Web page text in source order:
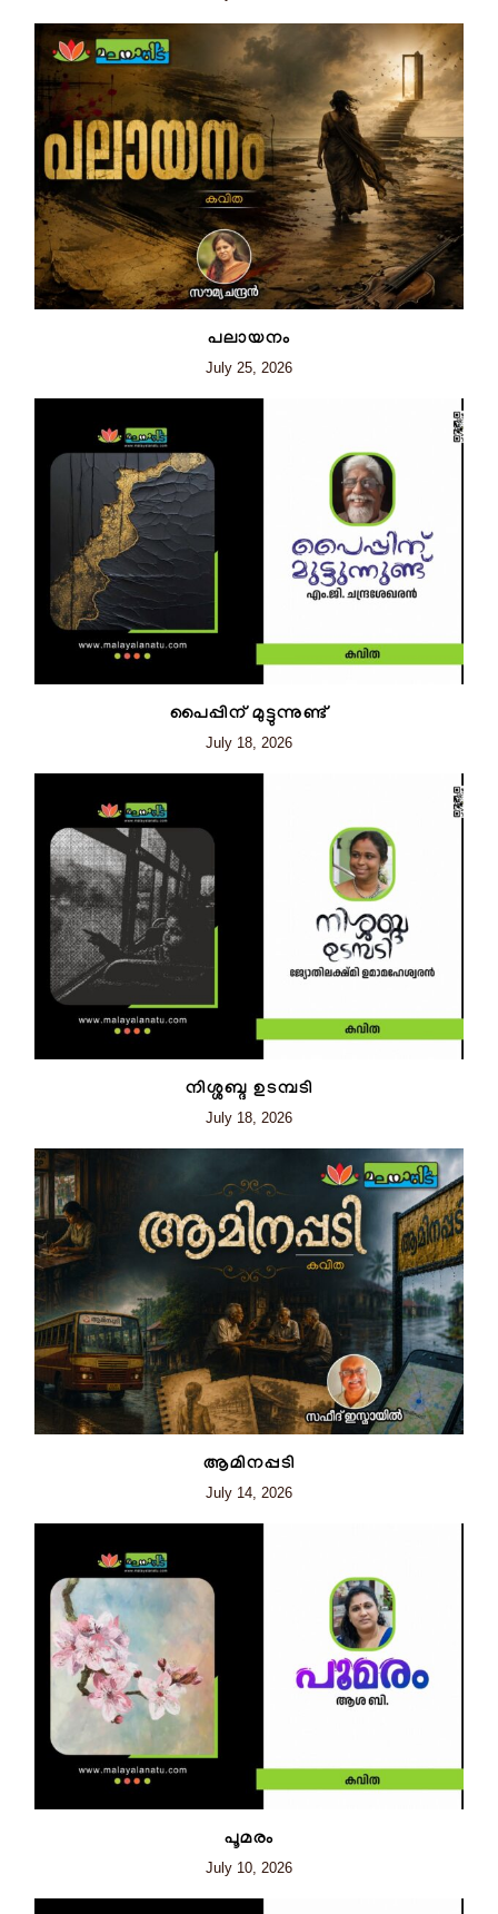
പലായനം
July 25, 2026
പൈപ്പിന് മുട്ടുന്നുണ്ട്
July 18, 2026
നിശ്ശബ്ദ ഉടമ്പടി
July 18, 2026
ആമിനപ്പടി
July 14, 2026
പൂമരം
July 10, 2026